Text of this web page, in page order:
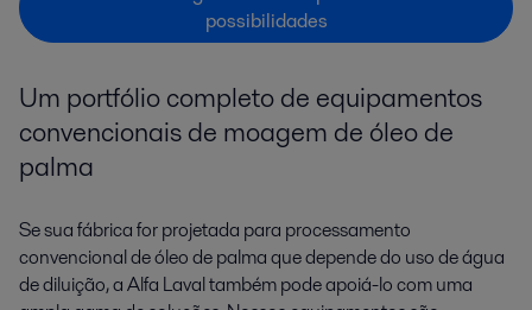
possibilidades
Um portfólio completo de equipamentos
convencionais de moagem de óleo de
palma
Se sua fábrica for projetada para processamento
convencional de óleo de palma que depende do uso de água
de diluição, a Alfa Laval também pode apoiá-lo com uma